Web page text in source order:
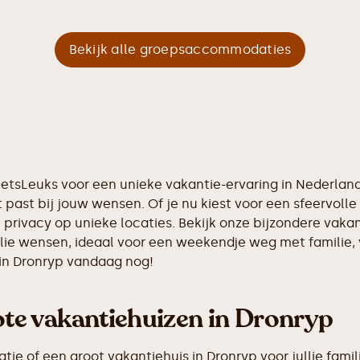
Bekijk alle groepsaccommodaties
voor een unieke vakantie-ervaring in
bij jouw wensen. Of je nu kiest voor een
op unieke locaties. Bekijk onze bijzondere
wensen, ideaal voor een weekendje weg met
Dronryp vandaag nog!
vakantiehuizen in Dronryp
of een groot vakantiehuis in Dronryp voor jullie